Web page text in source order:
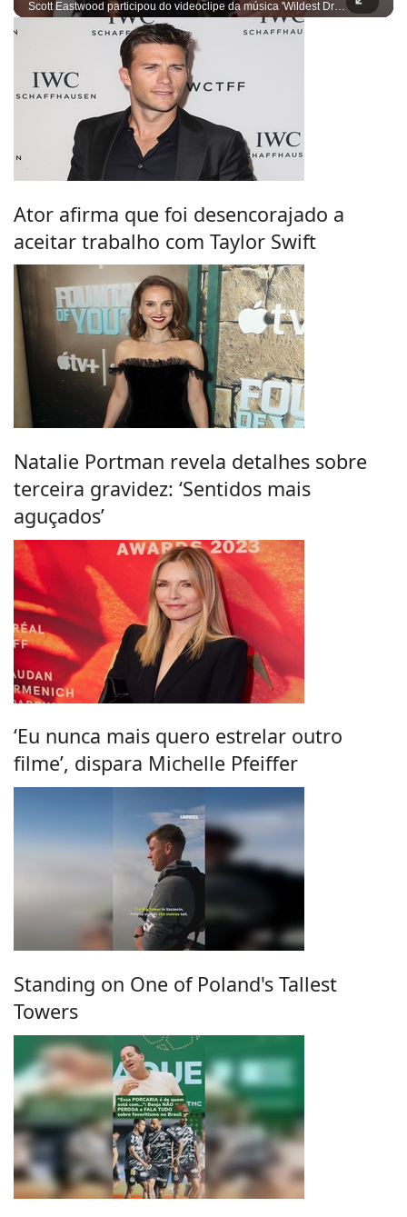
Scott Eastwood participou do videoclipe da música 'Wildest Dreams'
Ator afirma que foi desencorajado a
aceitar trabalho com Taylor Swift
Natalie Portman revela detalhes sobre
terceira gravidez: ‘Sentidos mais
aguçados’
‘Eu nunca mais quero estrelar outro
filme’, dispara Michelle Pfeiffer
Standing on One of Poland's Tallest
Towers